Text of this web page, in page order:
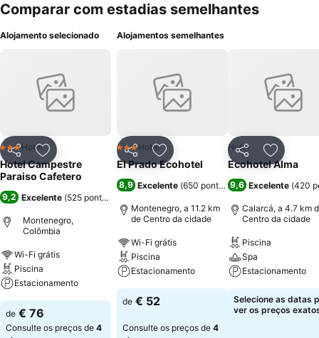
Comparar com estadias semelhantes
Alojamento selecionado
PartilharAdicionar aos favoritos
3 Estrelas
Hotel
Hotel Campestre
Paraiso Cafetero
9,2 Excelente (525 pontuações
Montenegro,
Colômbia
Wi-Fi grátis
Piscina
Estacionamento
de € 76
Consulte os preços de 4
Alojamentos semelhantes
PartilharAdicionar aos favoritos
3 Estrelas
Hotel
El Prado Ecohotel
8,9 Excelente (650 pontuações )
Montenegro, a 11.2 km
de Centro da cidade
Wi-Fi grátis
Piscina
Estacionamento
de € 52
Consulte os preços de 4
Partilhar
Hotel
Ecohotel Alma
9,6 Excelente (420
Calarcá, a 4.7 km
Centro da cidade
Piscina
Spa
Estacionamento
Selecione as datas
ver os preços